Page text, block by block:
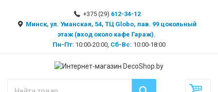
+375 (29) 612-34-12
Минск, ул. Уманская, 54, ТЦ Globo, пав. 99 цокольный
этаж (вход около кафе Гараж).
Пн-Пт: 10:00-20:00, Сб-Вс: 10:00-18:00